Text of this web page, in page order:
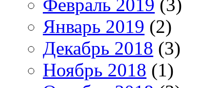
Февраль 2019 (3)
Январь 2019 (2)
Декабрь 2018 (3)
Ноябрь 2018 (1)